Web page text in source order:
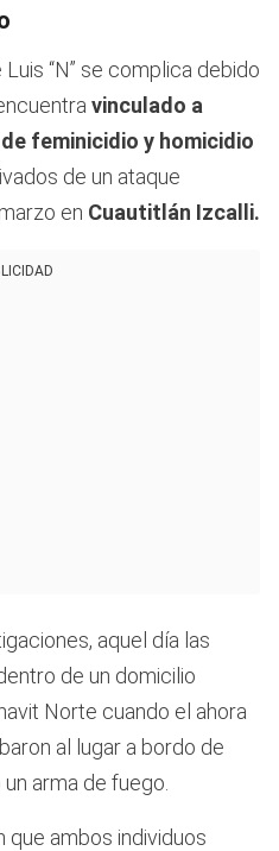
“N” se complica debido
vinculado a
feminicidio y homicidio
de un ataque
en Cuautitlán Izcalli.
aquel día las
de un domicilio
Norte cuando el ahora
al lugar a bordo de
arma de fuego.
que ambos individuos